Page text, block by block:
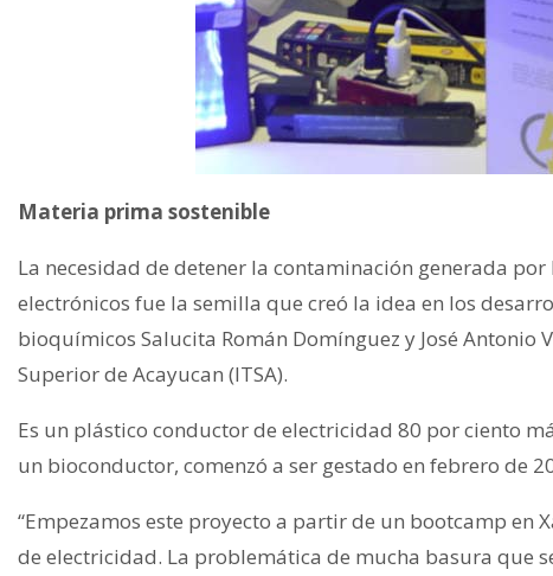
Materia prima sostenible
La necesidad de detener la contaminación generada
electrónicos fue la semilla que creó la idea en los
bioquímicos Salucita Román Domínguez y José Antonio
Superior de Acayucan (ITSA).
Es un plástico conductor de electricidad 80 por ciento
un bioconductor, comenzó a ser gestado en febrero de
“Empezamos este proyecto a partir de un bootcamp en
de electricidad. La problemática de mucha basura que